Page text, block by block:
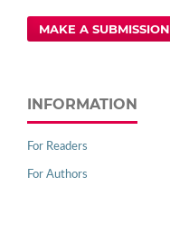
MAKE A SUBMISSION
INFORMATION
For Readers
For Authors